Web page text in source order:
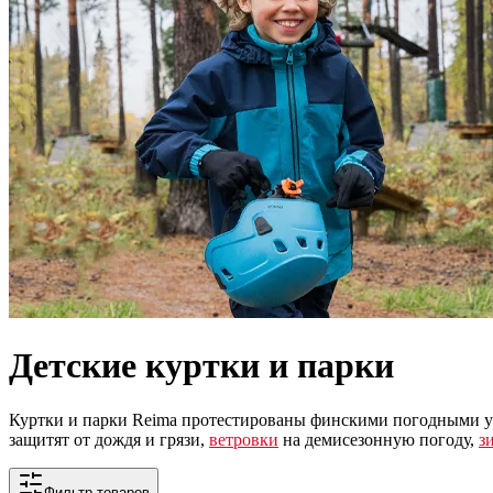
Детские куртки и парки
Куртки и парки Reima протестированы финскими погодными
защитят от дождя и грязи, ветровки на демисезонную погоду,